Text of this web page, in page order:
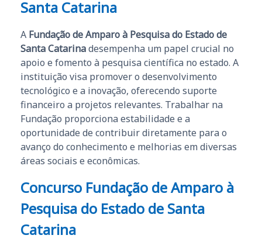
Santa Catarina
A Fundação de Amparo à Pesquisa do Estado de
Santa Catarinadesempenha um papel crucial no
apoio e fomento à pesquisa científica no estado. A
instituição visa promover o desenvolvimento
tecnológico e a inovação, oferecendo suporte
financeiro a projetos relevantes. Trabalhar na
Fundação proporciona estabilidade e a
oportunidade de contribuir diretamente para o
avanço do conhecimento e melhorias em diversas
áreas sociais e econômicas.
Concurso Fundação de Amparo à
Pesquisa do Estado de Santa
Catarina